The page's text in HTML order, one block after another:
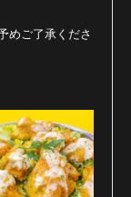
めご了承くださ